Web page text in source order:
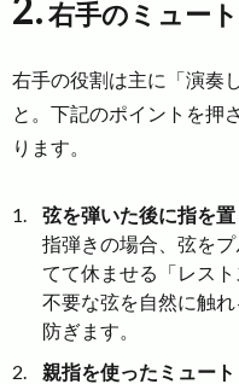
右手のミュー
右手の役割は主に「演奏
と。下記のポイントを押
ります。
弦を弾いた後に指を置
指弾きの場合、弦を
てて休ませる「レスト
不要な弦を自然に触
防ぎます。
親指を使ったミュート